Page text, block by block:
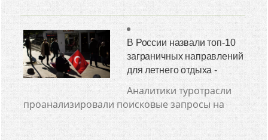
В России назвали топ-10
заграничных направлений
для летнего отдыха -
Аналитики туротрасли
проанализировали поисковые запросы на